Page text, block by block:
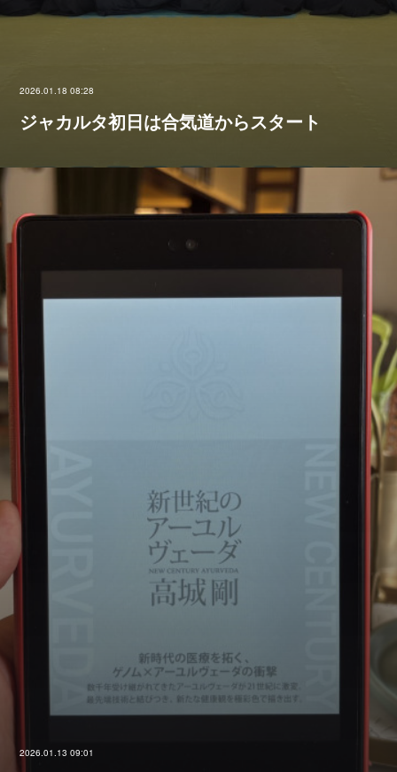
2026.01.18 08:28
ジャカルタ初日は合気道からスタート
2026.01.13 09:01